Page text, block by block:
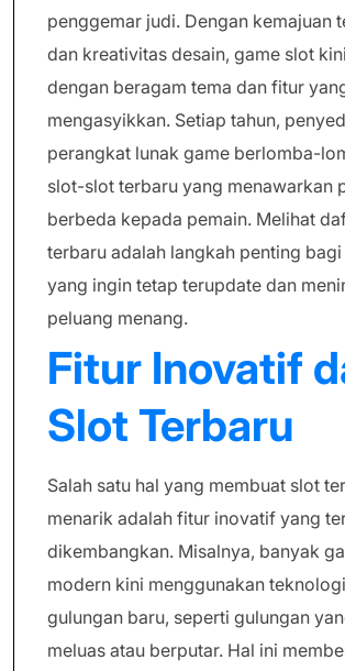
penggemar judi. Dengan kemajuan
dan kreativitas desain, game slot
dengan beragam tema dan fitur
mengasyikkan. Setiap tahun,
perangkat lunak game berlomba-
slot-slot terbaru yang menawarkan
berbeda kepada pemain. Melihat
terbaru adalah langkah penting bagi
yang ingin tetap terupdate dan
peluang menang.
Fitur Inovatif
Slot Terbaru
Salah satu hal yang membuat slot
menarik adalah fitur inovatif yang
dikembangkan. Misalnya, banyak
modern kini menggunakan
gulungan baru, seperti gulungan
meluas atau berputar. Hal ini